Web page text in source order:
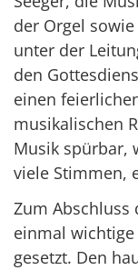
der Orgel
unter der
den
einen
musikalischen
Musik spürbar,
viele Stimmen,
Zum Abschluss
einmal
gesetzt. Den